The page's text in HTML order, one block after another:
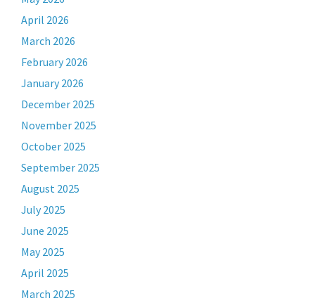
April 2026
March 2026
February 2026
January 2026
December 2025
November 2025
October 2025
September 2025
August 2025
July 2025
June 2025
May 2025
April 2025
March 2025